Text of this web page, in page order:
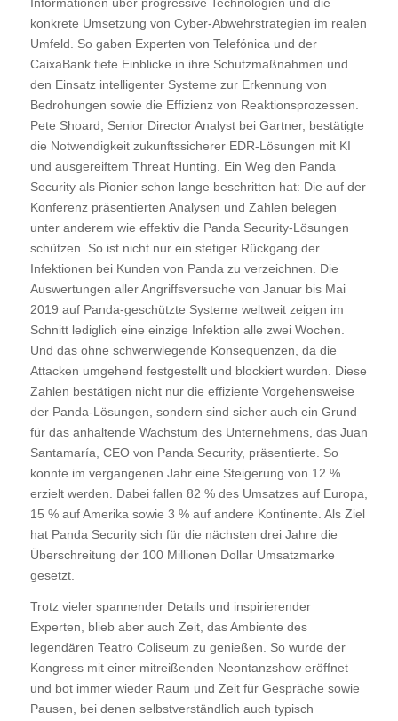
konkrete Umsetzung von Cyber-Abwehrstrategien im realen
Umfeld. So gaben Experten von Telefónica und der
CaixaBank tiefe Einblicke in ihre Schutzmaßnahmen und
den Einsatz intelligenter Systeme zur Erkennung von
Bedrohungen sowie die Effizienz von Reaktionsprozessen.
Pete Shoard, Senior Director Analyst bei Gartner, bestätigte
die Notwendigkeit zukunftssicherer EDR-Lösungen mit KI
und ausgereiftem Threat Hunting. Ein Weg den Panda
Security als Pionier schon lange beschritten hat: Die auf der
Konferenz präsentierten Analysen und Zahlen belegen
unter anderem wie effektiv die Panda Security-Lösungen
schützen. So ist nicht nur ein stetiger Rückgang der
Infektionen bei Kunden von Panda zu verzeichnen. Die
Auswertungen aller Angriffsversuche von Januar bis Mai
2019 auf Panda-geschützte Systeme weltweit zeigen im
Schnitt lediglich eine einzige Infektion alle zwei Wochen.
Und das ohne schwerwiegende Konsequenzen, da die
Attacken umgehend festgestellt und blockiert wurden. Diese
Zahlen bestätigen nicht nur die effiziente Vorgehensweise
der Panda-Lösungen, sondern sind sicher auch ein Grund
für das anhaltende Wachstum des Unternehmens, das Juan
Santamaría, CEO von Panda Security, präsentierte. So
konnte im vergangenen Jahr eine Steigerung von 12 %
erzielt werden. Dabei fallen 82 % des Umsatzes auf Europa,
15 % auf Amerika sowie 3 % auf andere Kontinente. Als Ziel
hat Panda Security sich für die nächsten drei Jahre die
Überschreitung der 100 Millionen Dollar Umsatzmarke
gesetzt.
Trotz vieler spannender Details und inspirierender
Experten, blieb aber auch Zeit, das Ambiente des
legendären Teatro Coliseum zu genießen. So wurde der
Kongress mit einer mitreißenden Neontanzshow eröffnet
und bot immer wieder Raum und Zeit für Gespräche sowie
Pausen, bei denen selbstverständlich auch typisch